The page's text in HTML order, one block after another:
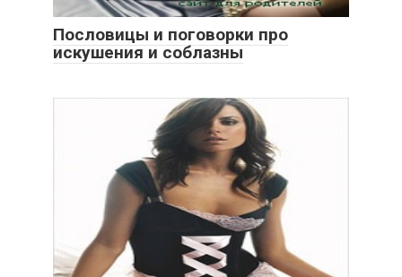
Пословицы и поговорки про
искушения и соблазны